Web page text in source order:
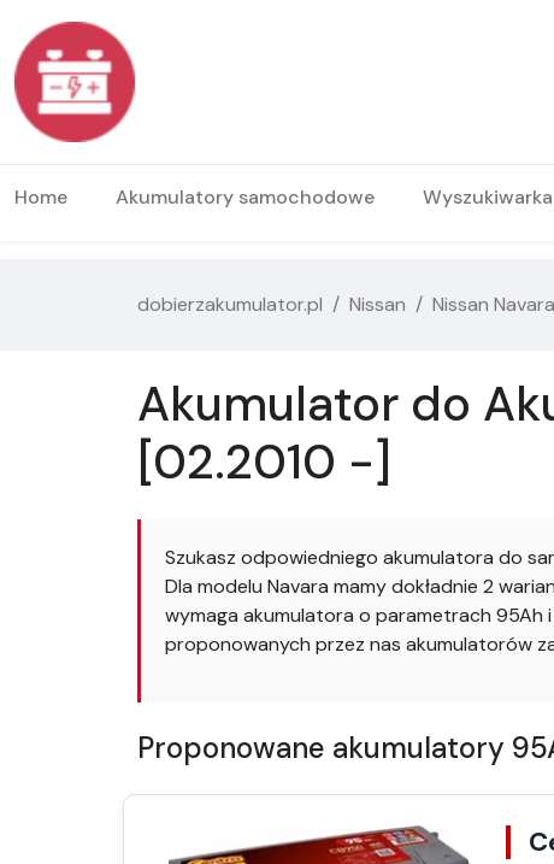
Home Akumulatory samochodowe
dobierzakumulator.pl Nissan Nissan Navara
Akumulator do
[02.2010 -]
Szukasz odpowiedniego akumulatora do
Dla modelu Navara mamy dokładnie 2
wymaga akumulatora o parametrach 95Ah
proponowanych przez nas akumulatorów
Proponowane akumulatory